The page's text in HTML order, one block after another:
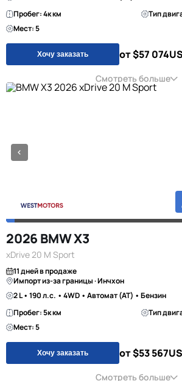
Пробег: 4к км
Тип
Мест: 5
Хочу заказать от $57 074
Смотреть больше
2026 BMW X3
xDrive 20 M Sport
11 дней в продаже
Импорт из-за границы · Инчхон
2 L • 190 л.с. • 4WD • Автомат (AT) • Бензин
Пробег: 5к км
Тип
Мест: 5
Хочу заказать от $53 567
Смотреть больше